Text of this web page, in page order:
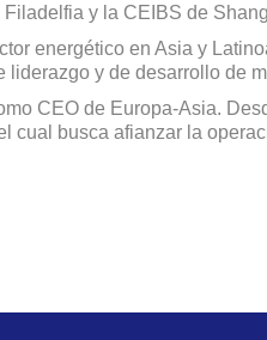
y la CEIBS de
energético en Asia y
y de desarrollo de
CEO de Europa-Asia.
cual busca afianzar la